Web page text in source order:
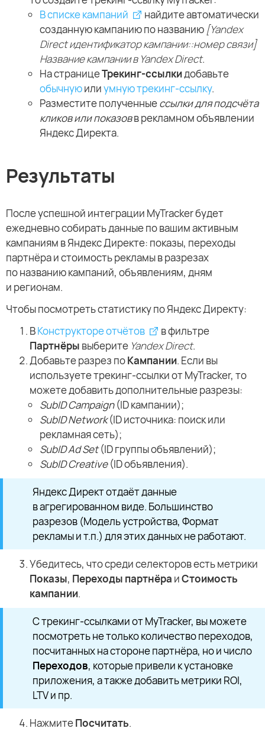
В списке кампаний
найдите автоматически
созданную кампанию по названию [Yandex
Direct идентификатор кампании::номер связи]
Название кампании в Yandex Direct.
На страницеТрекинг-ссылкидобавьте
обычнуюилиумную трекинг-ссылку.
Разместите полученныессылки для подсчёта
кликов или показовв рекламном объявлении
Яндекс Директа.
Результаты
После успешной интеграции MyTracker будет
ежедневно собирать данные по вашим активным
кампаниям в Яндекс Директе: показы, переходы
партнёра и стоимость рекламы в разрезах
по названию кампаний, объявлениям, дням
и регионам.
Чтобы посмотреть статистику по Яндекс Директу:
ВКонструкторе отчётов
в фильтре
Партнёры выберите Yandex Direct.
Добавьте разрез поКампании. Если вы
используете трекинг-ссылки от MyTracker, то
можете добавить дополнительные разрезы:
SubID Campaign(ID кампании);
SubID Network(ID источника: поиск или
рекламная сеть);
SubID Ad Set(ID группы объявлений);
SubID Creative(ID объявления).
Яндекс Директ отдаёт данные
в агрегированном виде. Большинство
разрезов (Модель устройства, Формат
рекламы и т.п.) для этих данных не работают.
Убедитесь, что среди селекторов есть метрики
Показы, Переходы партнёра иСтоимость
кампании.
С трекинг-ссылками от MyTracker, вы можете
посмотреть не только количество переходов,
посчитанных на стороне партнёра, но и число
Переходов, которые привели к установке
приложения, а также добавить метрики ROI,
LTV и пр.
НажмитеПосчитать.